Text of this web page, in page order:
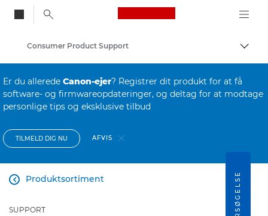
Canon Logo, back
Skift
Consumer Product Support
Er du allerede Canon-ejer? Registrer dit produkt for at få
software- og firmwareopdateringer, og deltag for at modtage
personlige tips og eksklusive tilbud
TILMELD DIG NU AFVIS
Produktsortiment

SUPPORT